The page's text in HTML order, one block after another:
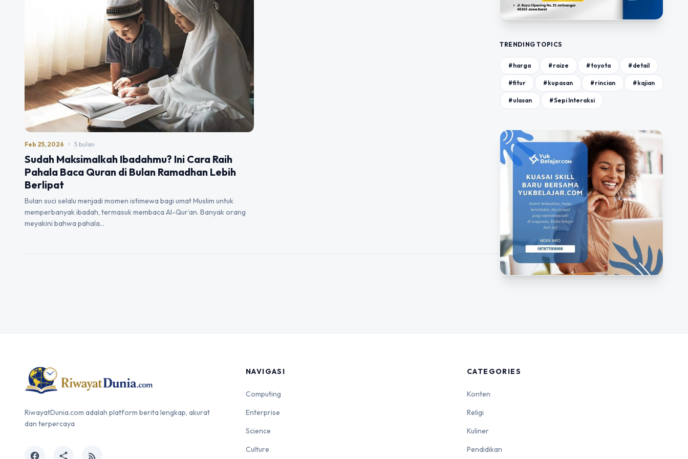
Feb 25, 2026 • 5 bulan
Sudah Maksimalkah Ibadahmu? Ini Cara Raih
Pahala Baca Quran di Bulan Ramadhan Lebih
Berlipat
Bulan suci selalu menjadi momen istimewa bagi umat Muslim untuk
memperbanyak ibadah, termasuk membaca Al-Qur’an. Banyak orang
meyakini bahwa pahala…
TRENDING TOPICS
#harga #raize #toyota #detail
#fitur #kupasan #rincian #kajian
#ulasan #Sepi Interaksi
RiwayatDunia.com adalah platform berita lengkap, akurat
dan terpercaya
facebook share rss_feed
NAVIGASI
Computing
Enterprise
Science
Culture
CATEGORIES
Konten
Religi
Kuliner
Pendidikan